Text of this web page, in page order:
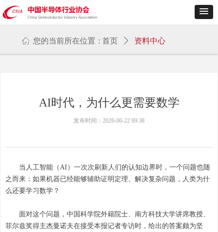
ꀇ 您的当前所在位置：首页 ꄲ 资料中心
发布时间： 2026-06-22 09:38
AI时代，为什么更需要数学
当人工智能（AI）一次次刷新人们的认知边界时，一个问题也随
之而来：如果机器已经能够辅助证明定理、解决复杂问题，人类为什
么还要学习数学？
面对这个问题，中国科学院外籍院士、南方科技大学讲席教授、
菲尔兹奖得主杰曼诺夫在接受本报记者专访时，给出的答案颇为坚